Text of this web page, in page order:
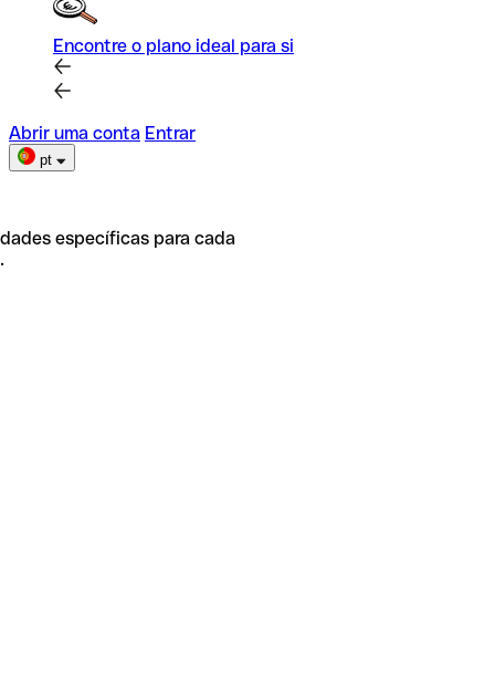
Encontre o plano ideal para si
Abrir uma conta Entrar
pt
específicas para cada